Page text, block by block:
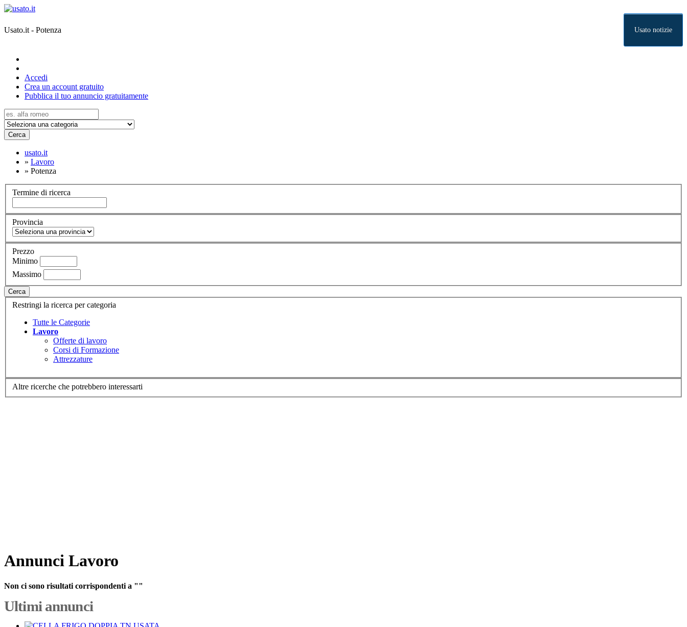
Usato.it - Potenza Usato notizie
Accedi
Crea un account gratuito
Pubblica il tuo annuncio gratuitamente
Cerca
usato.it
» Lavoro
» Potenza
Termine di ricerca
Provincia
Prezzo
Minimo
Massimo
Cerca
Restringi la ricerca per categoria
Tutte le Categorie
Lavoro
Offerte di lavoro
Corsi di Formazione
Attrezzature
Altre ricerche che potrebbero interessarti
Annunci Lavoro
Non ci sono risultati corrispondenti a ""
Ultimi annunci